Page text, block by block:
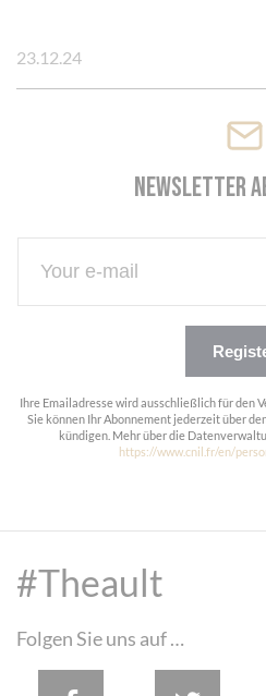
23.12.24
Newsletter
Ihre Emailadresse wird ausschließlich für den
Sie können Ihr Abonnement jederzeit über
kündigen. Mehr über die
https://www.cnil.fr/en/
#Theault
Folgen Sie uns auf …